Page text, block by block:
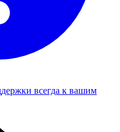
всегда к вашим